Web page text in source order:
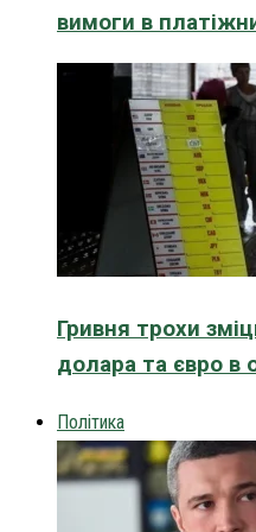
вимоги в
Гривня трохи
долара та євро в
Політика